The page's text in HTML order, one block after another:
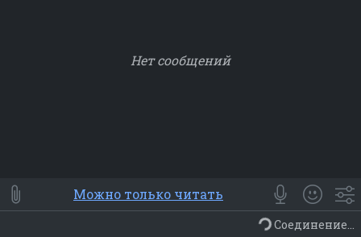
Нет сообщений
⭐ Мои Smile
😀 Emoji
Смайлики
Люди Животные Еда Объекты
Можно только читать
Соединение...